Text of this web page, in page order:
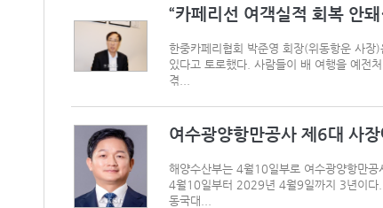
“카페리선 여객실적 회복 안
한중카페리협회 박준영 회장(위동항운 사
있다고 토로했다. 사람들이 배 여행을 예전
겪...
여수광양항만공사 제6대 사장
해양수산부는 4월10일부로 여수광양항만
4월10일부터 2029년 4월9일까지 3년이다.
동국대...